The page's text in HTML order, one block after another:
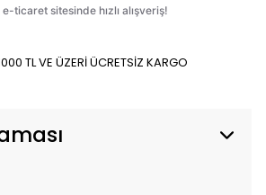
TL VE ÜZERİ ÜCRETSİZ KARGO